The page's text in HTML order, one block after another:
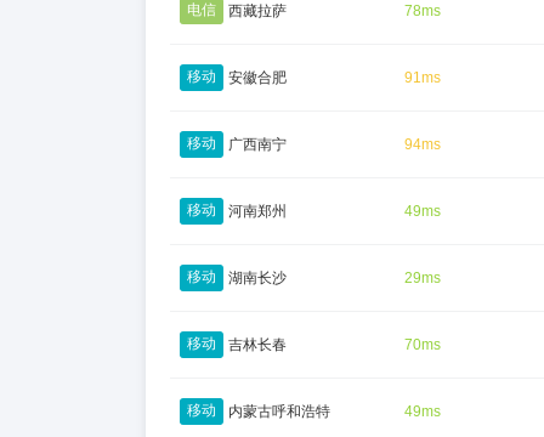
电信 西藏拉萨 78ms
移动 安徽合肥 91ms
移动 广西南宁 94ms
移动 河南郑州 49ms
移动 湖南长沙 29ms
移动 吉林长春 70ms
移动 内蒙古呼和浩特 49ms